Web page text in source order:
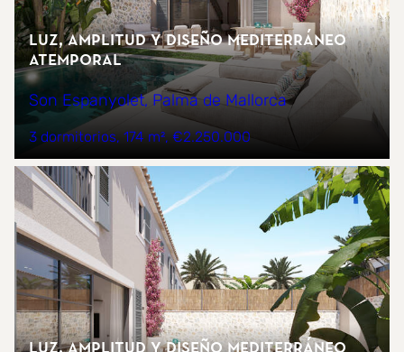
Luz, amplitud y diseño mediterráneo
atemporal
Son Espanyolet, Palma de Mallorca
3 dormitorios 174 m² €2.250.000
Luz, amplitud y diseño mediterráneo